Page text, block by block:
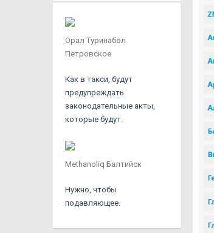
Орал Туринабол
Петровское
Как в такси, будут
предупреждать
законодательные акты,
которые будут.
Methanoliq Балтийск
Нужно, чтобы
подавляющее.